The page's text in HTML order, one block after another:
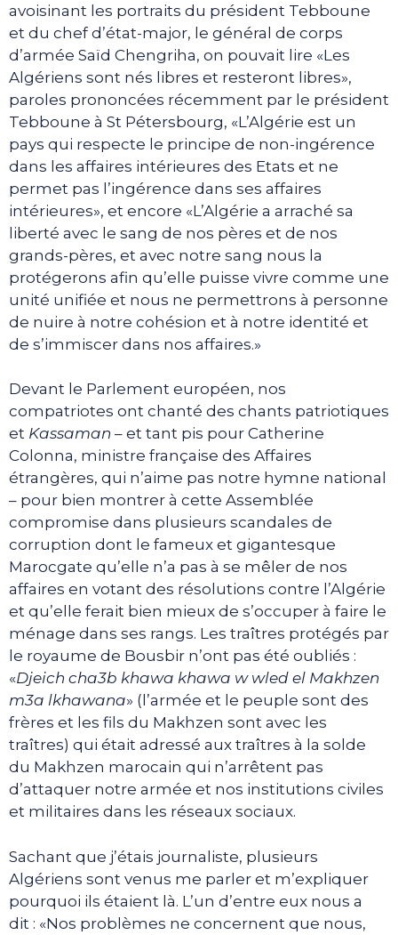
avoisinant les portraits du président Tebboune
et du chef d’état-major, le général de corps
d’armée Saïd Chengriha, on pouvait lire «Les
Algériens sont nés libres et resteront libres»,
paroles prononcées récemment par le président
Tebboune à St Pétersbourg, «L’Algérie est un
pays qui respecte le principe de non-ingérence
dans les affaires intérieures des Etats et ne
permet pas l’ingérence dans ses affaires
intérieures», et encore «L’Algérie a arraché sa
liberté avec le sang de nos pères et de nos
grands-pères, et avec notre sang nous la
protégerons afin qu’elle puisse vivre comme une
unité unifiée et nous ne permettrons à personne
de nuire à notre cohésion et à notre identité et
de s’immiscer dans nos affaires.»
Devant le Parlement européen, nos
compatriotes ont chanté des chants patriotiques
et Kassaman – et tant pis pour Catherine
Colonna, ministre française des Affaires
étrangères, qui n’aime pas notre hymne national
– pour bien montrer à cette Assemblée
compromise dans plusieurs scandales de
corruption dont le fameux et gigantesque
Marocgate qu’elle n’a pas à se mêler de nos
affaires en votant des résolutions contre l’Algérie
et qu’elle ferait bien mieux de s’occuper à faire le
ménage dans ses rangs. Les traîtres protégés par
le royaume de Bousbir n’ont pas été oubliés :
«Djeich cha3b khawa khawa w wled el Makhzen
m3a lkhawana» (l’armée et le peuple sont des
frères et les fils du Makhzen sont avec les
traîtres) qui était adressé aux traîtres à la solde
du Makhzen marocain qui n’arrêtent pas
d’attaquer notre armée et nos institutions civiles
et militaires dans les réseaux sociaux.
Sachant que j’étais journaliste, plusieurs
Algériens sont venus me parler et m’expliquer
pourquoi ils étaient là. L’un d’entre eux nous a
dit : «Nos problèmes ne concernent que nous,